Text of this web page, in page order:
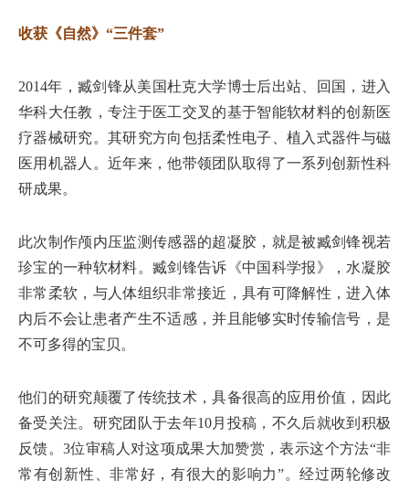
收获《自然》“三件套”
2014年，臧剑锋从美国杜克大学博士后出站、回国，进入
华科大任教，专注于医工交叉的基于智能软材料的创新医
疗器械研究。其研究方向包括柔性电子、植入式器件与磁
医用机器人。近年来，他带领团队取得了一系列创新性科
研成果。
此次制作颅内压监测传感器的超凝胶，就是被臧剑锋视若
珍宝的一种软材料。臧剑锋告诉《中国科学报》，水凝胶
非常柔软，与人体组织非常接近，具有可降解性，进入体
内后不会让患者产生不适感，并且能够实时传输信号，是
不可多得的宝贝。
他们的研究颠覆了传统技术，具备很高的应用价值，因此
备受关注。研究团队于去年10月投稿，不久后就收到积极
反馈。3位审稿人对这项成果大加赞赏，表示这个方法“非
常有创新性、非常好，有很大的影响力”。经过两轮修改